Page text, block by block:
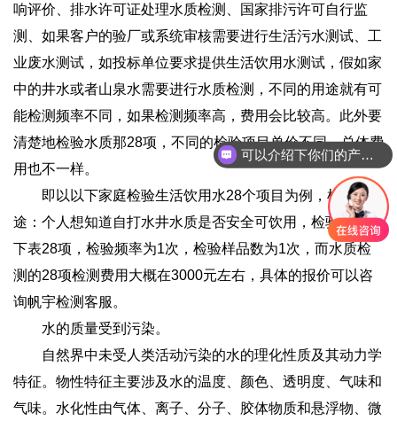
响评价、排水许可证处理水质检测、国家排污许可自行监
测、如果客户的验厂或系统审核需要进行生活污水测试、工
业废水测试，如投标单位要求提供生活饮用水测试，假如家
中的井水或者山泉水需要进行水质检测，不同的用途就有可
能检测频率不同，如果检测频率高，费用会比较高。此外要
清楚地检验水质那28项，不同的检验项目单价不同，总体费
用也不一样。
即以以下家庭检验生活饮用水28个项目为例，检测用
途：个人想知道自打水井水质是否安全可饮用，检验项目见
下表28项，检验频率为1次，检验样品数为1次，而水质检
测的28项检测费用大概在3000元左右，具体的报价可以咨
询帆宇检测客服。
水的质量受到污染。
自然界中未受人类活动污染的水的理化性质及其动力学
特征。物性特征主要涉及水的温度、颜色、透明度、气味和
气味。水化性由气体、离子、分子、胶体物质和悬浮物、微
可以介绍下你们的产品么